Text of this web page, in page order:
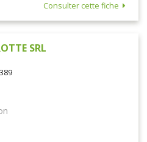
Consulter cette fiche
SRL